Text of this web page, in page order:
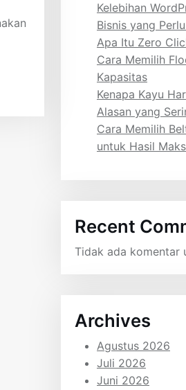
Kelebihan
Bisnis yang
Apa Itu Zero
Cara Memilih
Kapasitas
Kenapa Kayu
Alasan yang
Cara Memilih
untuk Hasil
Recent
Tidak ada komentar
Archives
Agustus 2026
Juli 2026
Juni 2026